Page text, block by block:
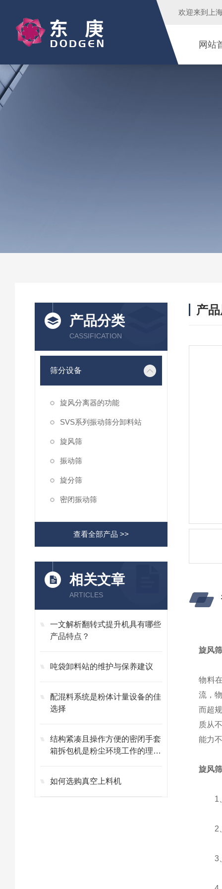
欢迎来到 上
网站
产品分类
CASSIFICATION
筛分设备
旋风分离器的功能
SVS系列振动筛分卸料站
旋风筛
振动筛
旋分筛
密闭振动筛
查看全部产品 >>
相关文章
ARTICLES
一文解析翻转式提升机具有哪些
产品特点？
吨袋卸料站的维护与保养建议
配混料系统是粉体计量设备的佳
选择
结构紧凑且操作方便的密闭手套
箱拆包机是粉尘环境工作的理想
如何选购真空上料机
产
旋风筛
物料
流，
而超
质从
能力
旋风筛
1、
2、
3、